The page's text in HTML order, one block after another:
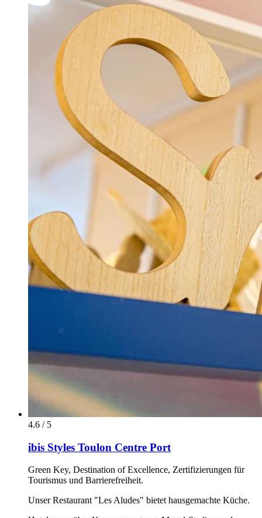
4.6 / 5
ibis Styles Toulon Centre Port
Green Key, Destination of Excellence, Zertifizierungen für
Tourismus und Barrierefreiheit.
Unser Restaurant "Les Aludes" bietet hausgemachte Küche.